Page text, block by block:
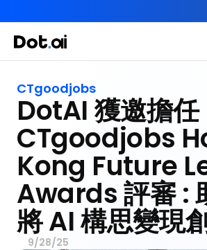
CTgoodjobs
DotAI 獲邀擔任
CTgoodjobs
Kong Future
Awards 評審 :
將 AI 構思變現
9/28/25
Dot.AI
全港最貼地AI課程
三大恆常課程 主題課程
實用課程
我們有三大